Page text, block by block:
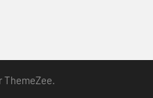
ThemeZee.